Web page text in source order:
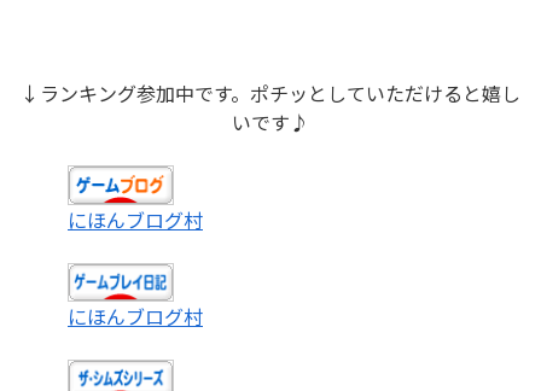
↓ランキング参加中です。ポチッとしていただけると嬉し
いです♪
にほんブログ村
にほんブログ村